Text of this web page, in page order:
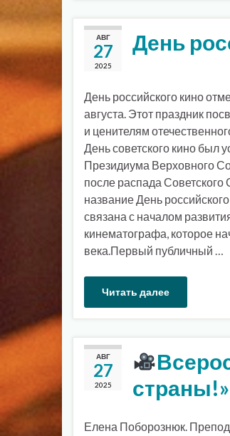
АВГ
27
2025
День
День российского кино
августа. Этот праздник
и ценителям
День советского кино был
Президиума Верховного
после распада
название День
связана с началом
кинематографа, которое
века.Первый публичный …
Читать далее
АВГ
27
2025
страны!»
Елена Поборознюк.